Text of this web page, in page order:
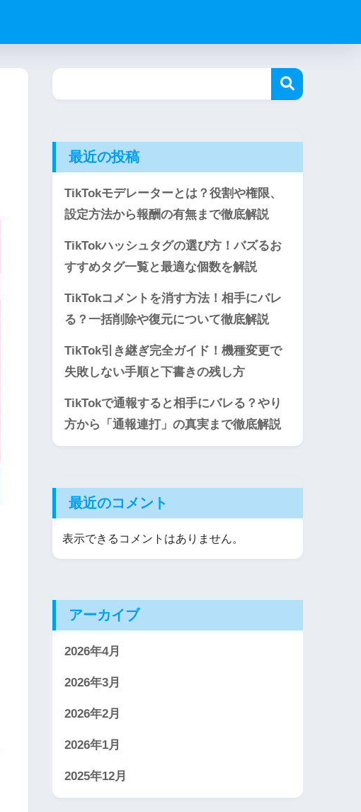
最近の投稿
TikTokモデレーターとは？役割や権限、
設定方法から報酬の有無まで徹底解説
TikTokハッシュタグの選び方！バズるお
すすめタグ一覧と最適な個数を解説
TikTokコメントを消す方法！相手にバレ
る？一括削除や復元について徹底解説
TikTok引き継ぎ完全ガイド！機種変更で
失敗しない手順と下書きの残し方
TikTokで通報すると相手にバレる？やり
方から「通報連打」の真実まで徹底解説
最近のコメント
表示できるコメントはありません。
アーカイブ
2026年4月
2026年3月
2026年2月
2026年1月
2025年12月